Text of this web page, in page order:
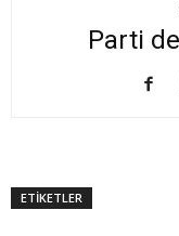
Parti
ETİKETLER